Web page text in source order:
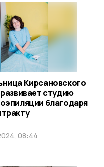
Кирсановского
развивает студию
благодаря
08:44